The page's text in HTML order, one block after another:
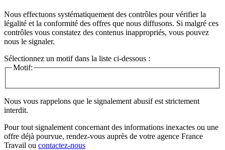
Nous effectuons systématiquement des contrôles pour vérifier la
légalité et la conformité des offres que nous diffusons. Si malgré ces
contrôles vous constatez des contenus inappropriés, vous pouvez
nous le signaler.
Sélectionnez un motif dans la liste ci-dessous :
Motif:
Nous vous rappelons que le signalement abusif est strictement
interdit.
Pour tout signalement concernant des informations inexactes ou une
offre déjà pourvue, rendez-vous auprès de votre agence France
Travail ou contactez-nous